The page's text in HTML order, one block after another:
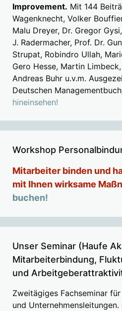
Improvement. Mit 144
Wagenknecht, Volker
Malu Dreyer, Dr. Gregor
J. Radermacher, Prof. Dr.
Strupat, Robindro Ullah,
Gero Hesse, Martin
Andreas Buhr u.v.m.
Deutschen
hineinsehen!
Workshop
Mitarbeiter binden und
mit Ihnen wirksame
buchen!
Unser Seminar (Haufe
Mitarbeiterbindung,
und
Zweitägiges Fachseminar
und